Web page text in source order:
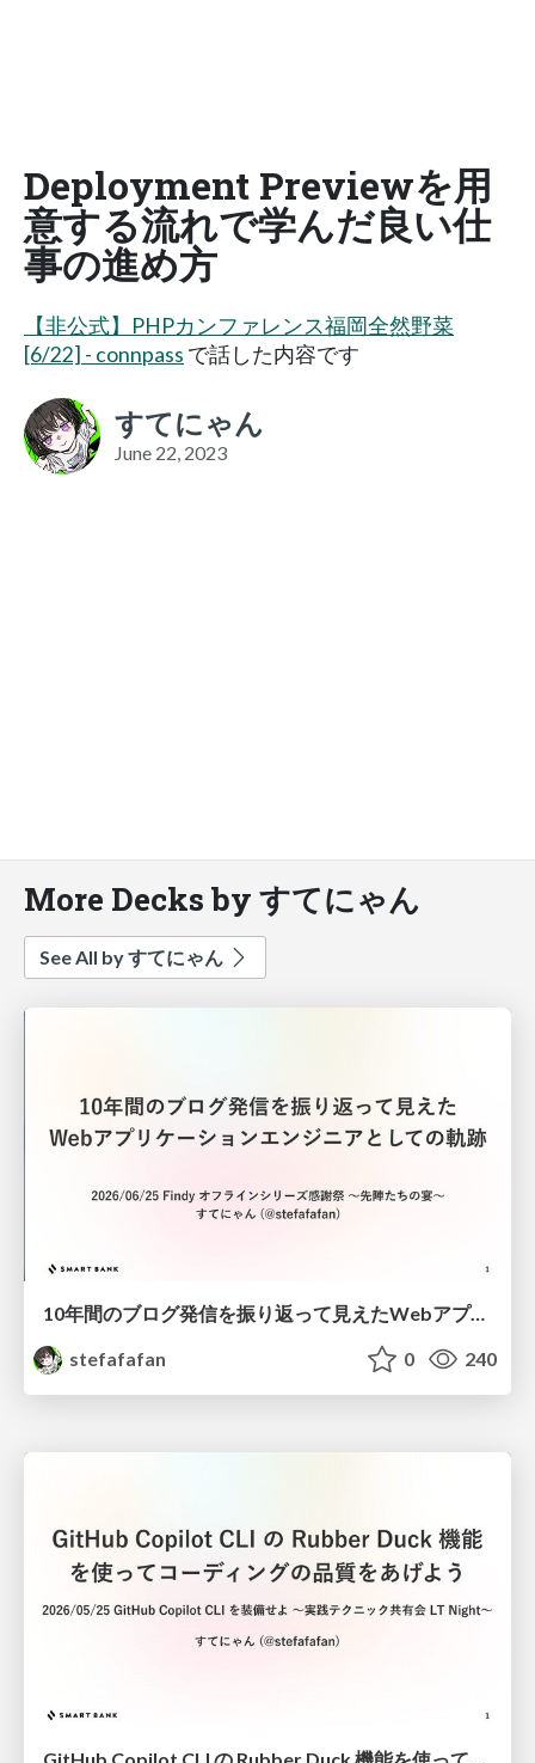
Deployment Previewを用
意する流れで学んだ良い仕
事の進め方
【非公式】PHPカンファレンス福岡全然野菜
[6/22] - connpass で話した内容です
すてにゃん
June 22, 2023
More Decks by すてにゃん
See All by すてにゃん
10年間のブログ発信を振り返って見えたWebアプリケーションエンジニアとしての軌跡
stefafafan
0 240